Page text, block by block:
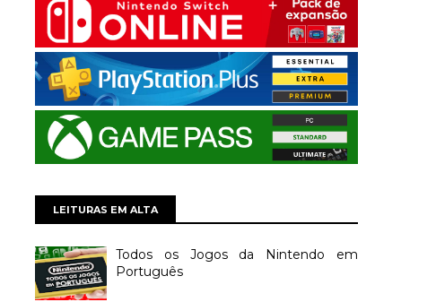
LEITURAS EM ALTA
Todos os Jogos da Nintendo em
Português